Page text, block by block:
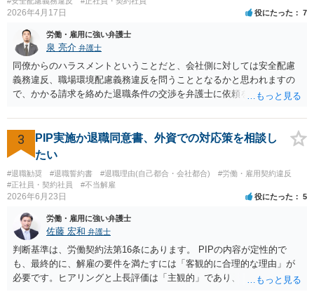
2026年4月17日 役にたった 7
労働・雇用に強い弁護士
泉 亮介 弁護士
同僚からのハラスメントということだと、会社側に対しては安全配慮
義務違反、職場環境配慮義務違反を問うこととなるかと思われますの
で、かかる請求を絡めた退職条件の交渉を弁護士に依頼をされた方が
くなり全て弁護士が窓口となるため精神的な負担も軽くなるでしょ
う。
3
PIP実施か退職同意書、外資での対応策を相談し
たい
#退職勧奨 #退職誓約書 #退職理由(自己都合・会社都合)
#労働・雇用契約違反
#正社員・契約社員
#不当解雇
2026年6月23日 役にたった 5
労働・雇用に強い弁護士
佐藤 宏和 弁護士
判断基準は、労働契約法第16条にあります。 PIPの内容が定性的で
も、最終的に、解雇の要件を満たすには「客観的に合理的な理由」が
必要です。ヒアリングと上長評価は「主観的」であり、「客観的に合